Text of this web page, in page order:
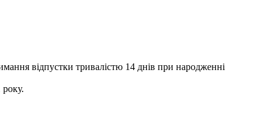
відпустки тривалістю 14 днів при народженні